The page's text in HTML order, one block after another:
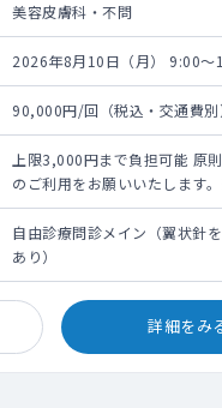
美容皮膚科・不問
2026年8月10日（月） 9:00～
90,000円/回（税込・交通費別
上限3,000円まで負担可能 原
のご利用をお願いいたします
クシー利用要相談
自由診療問診メイン（翼状針
あり）
詳細をみ